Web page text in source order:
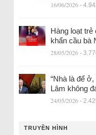
16/06/2026 -
Hàng loạt
khẩn cầu bà
28/05/2026 -
“Nhà là để
Lâm không
24/05/2026 -
TRUYỀN HÌNH